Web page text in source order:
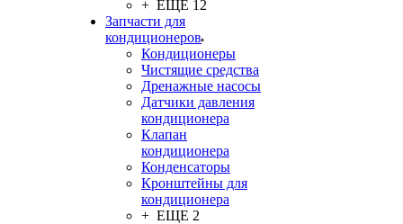
+ ЕЩЕ 12
Запчасти для
кондиционеров
Кондиционеры
Чистящие средства
Дренажные насосы
Датчики давления
кондиционера
Клапан
кондиционера
Конденсаторы
Кронштейны для
кондиционера
+ ЕЩЕ 2